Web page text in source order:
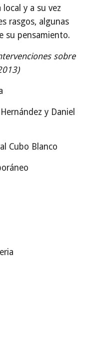
y a su vez
rasgos, algunas
su pensamiento.
sobre
y Daniel
Cubo Blanco